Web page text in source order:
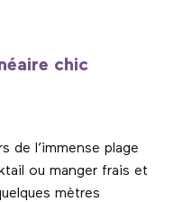
chic
de l’immense plage
ou manger frais et
mètres